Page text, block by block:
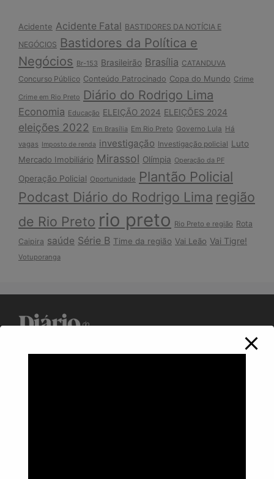
Acidente Acidente Fatal BASTIDORES DA NOTÍCIA E
NEGÓCIOS Bastidores da Política e
Negócios Br-153 Brasileirão Brasília CATANDUVA
Concurso Público Conteúdo Patrocinado Copa do Mundo Crime
Crime em Rio Preto Diário do Rodrigo Lima
Economia Educação ELEIÇÃO 2024 ELEIÇÕES 2024
eleições 2022 Em Brasília Em Rio Preto Governo Lula Há
vagas
Imposto de renda investigação Investigação policial Luto
Mercado Imobiliário Mirassol Olímpia Operação da PF
Operação Policial Oportunidade Plantão Policial
Podcast Diário do Rodrigo Lima região
de Rio Preto rio preto Rio Preto e região Rota
Caipira saúde Série B Time da região Vai Leão Vai Tigre!
Votuporanga